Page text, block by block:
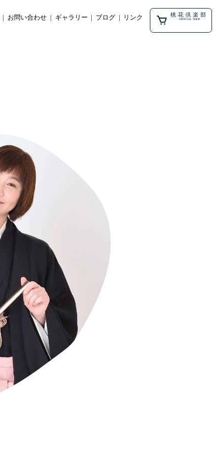
お問い合わせ ギャラリー ブログ リンク 桃花倶楽部
OFFICIAL SHOP